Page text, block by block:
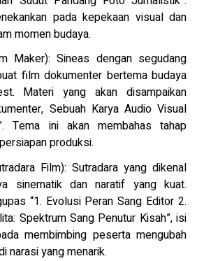
pada kepekaan visual dan
momen budaya.
Maker): Sineas dengan segudang
film dokumenter bertema budaya
Materi yang akan disampaikan
Sebuah Karya Audio Visual
Tema ini akan membahas tahap
produksi.
Film): Sutradara yang dikenal
sinematik dan naratif yang kuat.
“1. Evolusi Peran Sang Editor 2.
Spektrum Sang Penutur Kisah”, isi
membimbing peserta mengubah
narasi yang menarik.